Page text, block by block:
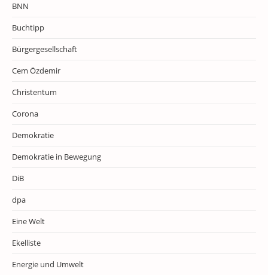
BNN
Buchtipp
Bürgergesellschaft
Cem Özdemir
Christentum
Corona
Demokratie
Demokratie in Bewegung
DiB
dpa
Eine Welt
Ekelliste
Energie und Umwelt